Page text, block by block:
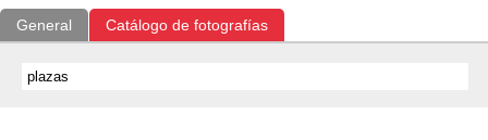
General Catálogo de fotografías